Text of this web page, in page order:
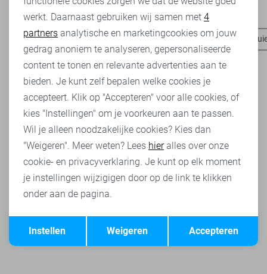
Heb je dit al eens bekeken?
Pieces t-shirts Pieces blazers Pieces tops Pieces
Analytische cookies
Marketing cookies
Terug Opslaan
werkt. Daarnaast gebruiken wij samen met 4
partners analytische en marketingcookies om jouw
gedrag anoniem te analyseren, gepersonaliseerde
content te tonen en relevante advertenties aan te
bieden. Je kunt zelf bepalen welke cookies je
accepteert. Klik op "Accepteren" voor alle cookies, of
kies "Instellingen" om je voorkeuren aan te passen.
Wil je alleen noodzakelijke cookies? Kies dan
"Weigeren". Meer weten? Lees hieralles over onze
cookie- en privacyverklaring. Je kunt op elk moment
je instellingen wijzigigen door op de link te klikken
onder aan de pagina.
Accepteren
Weigeren
Instellen